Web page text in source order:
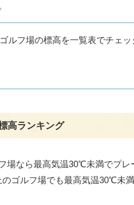
ルフ場の標高を一覧表でチェッ
高ランキング
場なら最高気温30℃未満でプレ
ゴルフ場でも最高気温30℃未